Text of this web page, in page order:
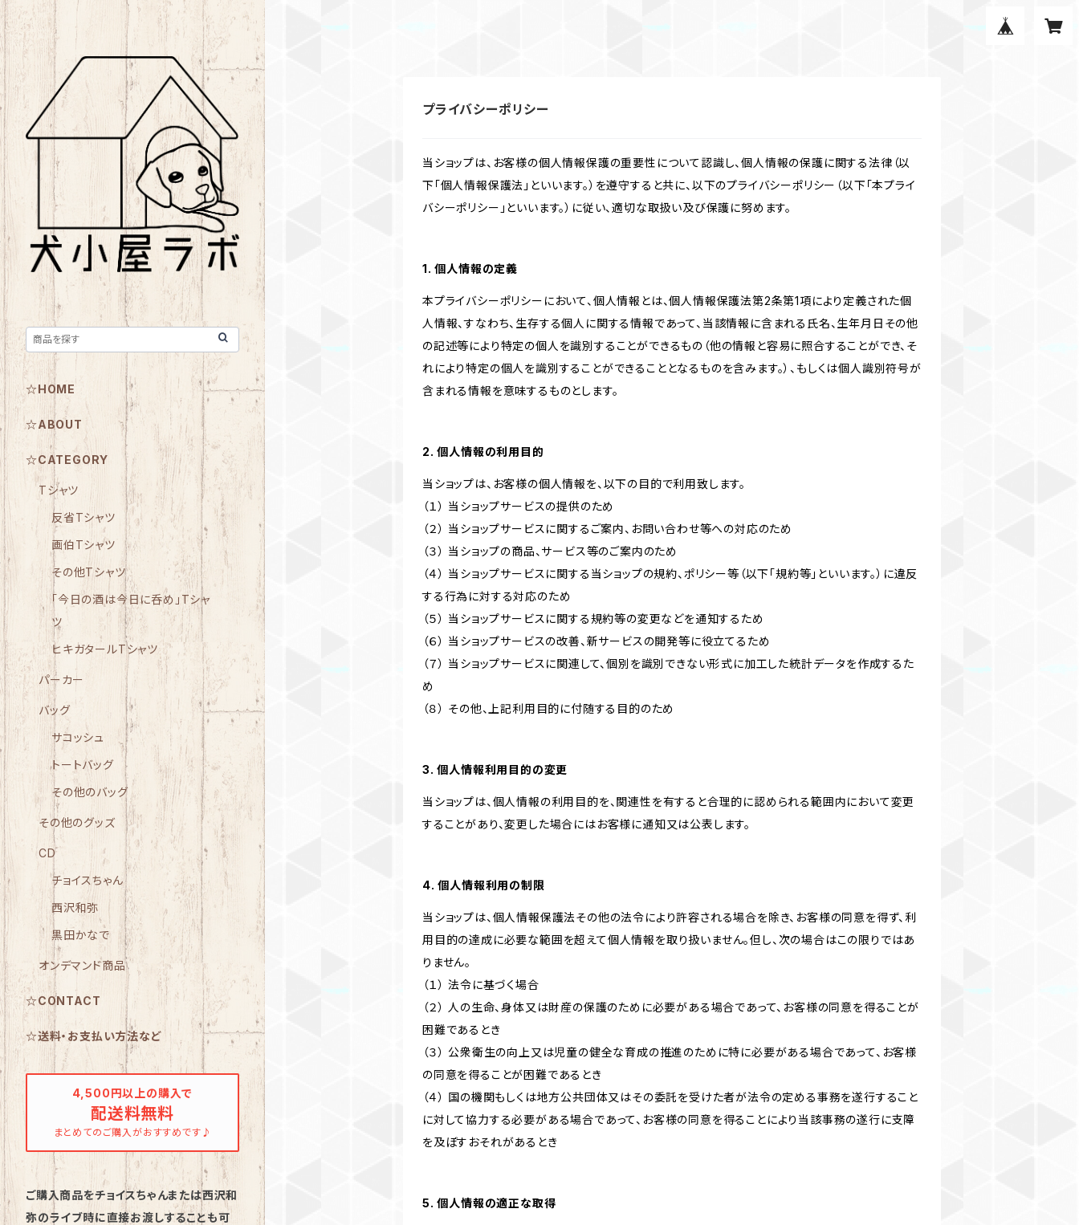
プライバシーポリシー
当ショップは、お客様の個人情報保護の重要性について認識し、個人情報の保護に関する法律（以
下「個人情報保護法」といいます。）を遵守すると共に、以下のプライバシーポリシー（以下「本プライ
バシーポリシー」といいます。）に従い、適切な取扱い及び保護に努めます。
1. 個人情報の定義
本プライバシーポリシーにおいて、個人情報とは、個人情報保護法第2条第1項により定義された個
人情報、すなわち、生存する個人に関する情報であって、当該情報に含まれる氏名、生年月日その他
の記述等により特定の個人を識別することができるもの（他の情報と容易に照合することができ、そ
れにより特定の個人を識別することができることとなるものを含みます。）、もしくは個人識別符号が
含まれる情報を意味するものとします。
2. 個人情報の利用目的
当ショップは、お客様の個人情報を、以下の目的で利用致します。
（１） 当ショップサービスの提供のため
（２） 当ショップサービスに関するご案内、お問い合わせ等への対応のため
（３） 当ショップの商品、サービス等のご案内のため
（４） 当ショップサービスに関する当ショップの規約、ポリシー等（以下「規約等」といいます。）に違反
する行為に対する対応のため
（５） 当ショップサービスに関する規約等の変更などを通知するため
（６） 当ショップサービスの改善、新サービスの開発等に役立てるため
（７） 当ショップサービスに関連して、個別を識別できない形式に加工した統計データを作成するた
め
（８） その他、上記利用目的に付随する目的のため
3. 個人情報利用目的の変更
当ショップは、個人情報の利用目的を、関連性を有すると合理的に認められる範囲内において変更
することがあり、変更した場合にはお客様に通知又は公表します。
4. 個人情報利用の制限
当ショップは、個人情報保護法その他の法令により許容される場合を除き、お客様の同意を得ず、利
用目的の達成に必要な範囲を超えて個人情報を取り扱いません。但し、次の場合はこの限りではあ
りません。
（１） 法令に基づく場合
（２） 人の生命、身体又は財産の保護のために必要がある場合であって、お客様の同意を得ることが
困難であるとき
（３） 公衆衛生の向上又は児童の健全な育成の推進のために特に必要がある場合であって、お客様
の同意を得ることが困難であるとき
（４） 国の機関もしくは地方公共団体又はその委託を受けた者が法令の定める事務を遂行すること
に対して協力する必要がある場合であって、お客様の同意を得ることにより当該事務の遂行に支障
を及ぼすおそれがあるとき
5. 個人情報の適正な取得
☆HOME
☆ABOUT
☆CATEGORY
Tシャツ
反省Tシャツ
画伯Tシャツ
その他Tシャツ
「今日の酒は今日に呑め」Tシャ
ツ
ヒキガタールTシャツ
パーカー
バッグ
サコッシュ
トートバッグ
その他のバッグ
その他のグッズ
CD
チョイスちゃん
西沢和弥
黒田かなで
オンデマンド商品
☆CONTACT
☆送料・お支払い方法など
4,500円以上の購入で
配送料無料
まとめてのご購入がおすすめです♪
ご購入商品をチョイスちゃんまたは西沢和
弥のライブ時に直接お渡しすることも可